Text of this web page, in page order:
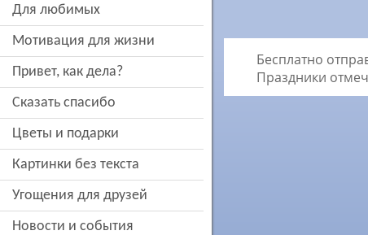
для любимых
мотивация для жизни
привет, как дела?
сказать спасибо
цветы и подарки
картинки без текста
угощения для друзей
новости и события
Бесплатно
Праздники